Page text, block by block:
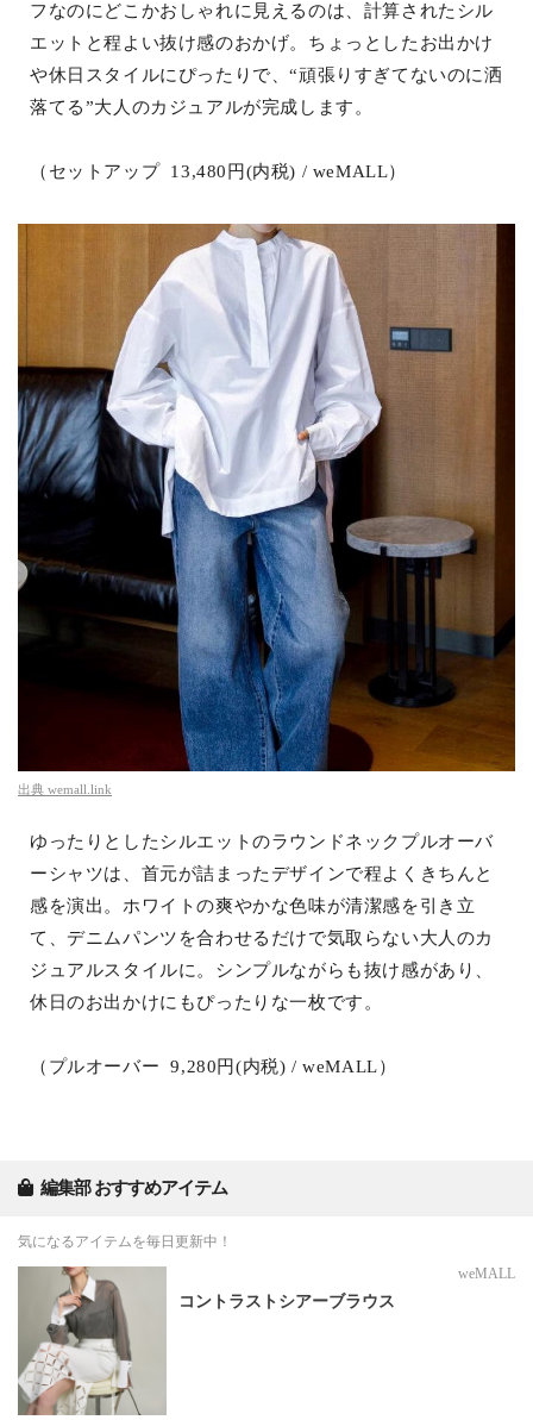
フなのにどこかおしゃれに見えるのは、計算されたシル
エットと程よい抜け感のおかげ。ちょっとしたお出かけ
や休日スタイルにぴったりで、“頑張りすぎてないのに洒
落てる”大人のカジュアルが完成します。
（セットアップ 13,480円(内税) / weMALL）
出典 wemall.link
ゆったりとしたシルエットのラウンドネックプルオーバ
ーシャツは、首元が詰まったデザインで程よくきちんと
感を演出。ホワイトの爽やかな色味が清潔感を引き立
て、デニムパンツを合わせるだけで気取らない大人のカ
ジュアルスタイルに。シンプルながらも抜け感があり、
休日のお出かけにもぴったりな一枚です。
（プルオーバー 9,280円(内税) / weMALL）
編集部 おすすめアイテム
気になるアイテムを毎日更新中！
weMALL
コントラストシアーブラウス